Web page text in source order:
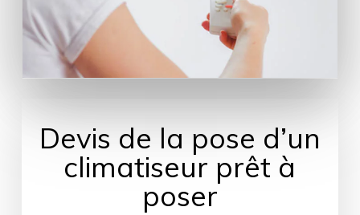
Devis de la pose d’un
climatiseur prêt à
poser